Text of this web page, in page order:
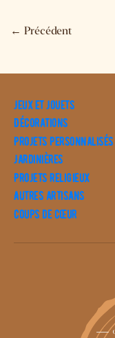
← Précédent
Jeux et Jouets
Décorations
Projets personnalisés
Jardinières
Projets religieux
Autres artisans
Coups de cœur